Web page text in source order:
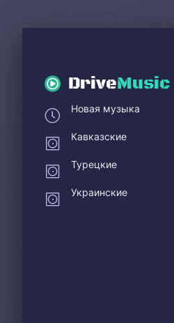
DriveMusic
Новая музыка
Кавказские
Турецкие
Украинские